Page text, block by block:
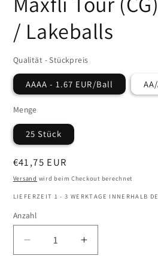
/ Lakeballs
Qualität - Stückpreis
AAAA - 1.67 EUR/Ball
Menge
25 Stück
Normaler
Preis
€41,75 EUR
Versand wird beim Checkout berechnet
LIEFERZEIT 1 - 3 WERKTAGE INNERHALB
Anzahl
Verringere
Erhöhe